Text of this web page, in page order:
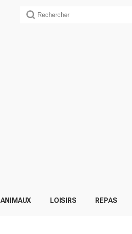
ANIMAUX LOISIRS REPAS